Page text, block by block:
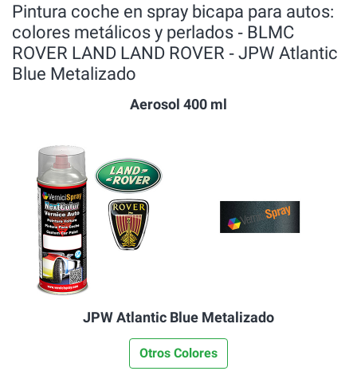
Pintura coche en spray bicapa para autos:
colores metálicos y perlados ‐ BLMC
ROVER LAND LAND ROVER ‐ JPW Atlantic
Blue Metalizado
Aerosol 400 ml
JPW Atlantic Blue Metalizado
Otros Colores